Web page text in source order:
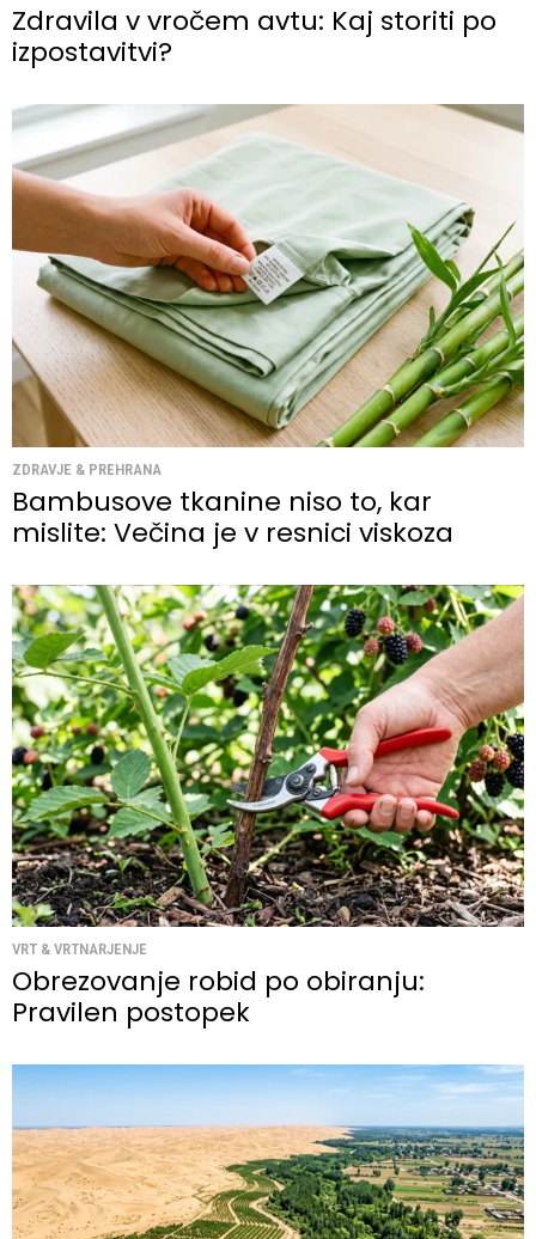
Zdravila v vročem avtu: Kaj storiti po
izpostavitvi?
ZDRAVJE & PREHRANA
Bambusove tkanine niso to, kar
mislite: Večina je v resnici viskoza
VRT & VRTNARJENJE
Obrezovanje robid po obiranju:
Pravilen postopek